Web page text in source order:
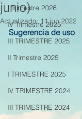
I Trimestre 2026
IV Trimestre 2025
III TRIMESTRE 2025
II Trimestre 2025
I TRIMESTRE 2025
IV TRIMESTRE 2024
III TRIMESTRE 2024
junio)
Actualizado:11 jun 2022
Sugerencia de uso